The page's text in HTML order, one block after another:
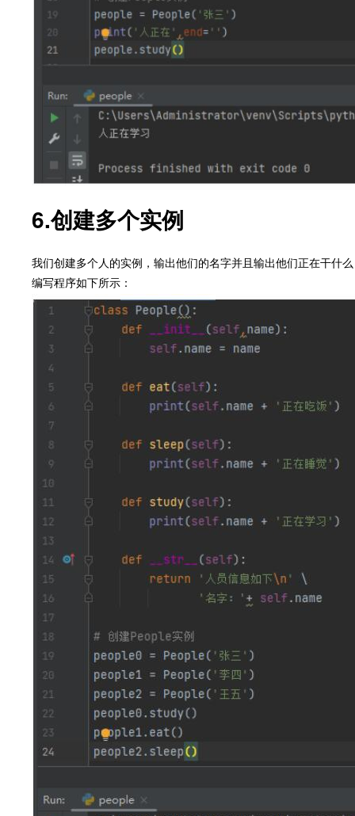
6.创建多个实例
我们创建多个人的实例，输出他们的名字并且输出他们正在干什么
编写程序如下所示：